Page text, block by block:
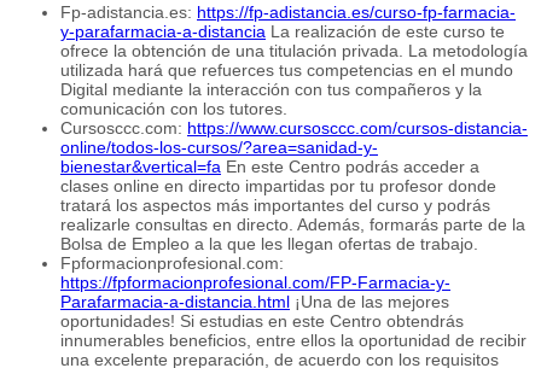
Fp-adistancia.es: https://fp-adistancia.es/curso-fp-farmacia-
y-parafarmacia-a-distancia La realización de este curso te
ofrece la obtención de una titulación privada. La metodología
utilizada hará que refuerces tus competencias en el mundo
Digital mediante la interacción con tus compañeros y la
comunicación con los tutores.
Cursosccc.com: https://www.cursosccc.com/cursos-distancia-
online/todos-los-cursos/?area=sanidad-y-
bienestar&vertical=fa En este Centro podrás acceder a
clases online en directo impartidas por tu profesor donde
tratará los aspectos más importantes del curso y podrás
realizarle consultas en directo. Además, formarás parte de la
Bolsa de Empleo a la que les llegan ofertas de trabajo.
Fpformacionprofesional.com:
https://fpformacionprofesional.com/FP-Farmacia-y-
Parafarmacia-a-distancia.html ¡Una de las mejores
oportunidades! Si estudias en este Centro obtendrás
innumerables beneficios, entre ellos la oportunidad de recibir
una excelente preparación, de acuerdo con los requisitos